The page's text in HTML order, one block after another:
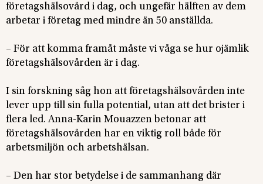
företagshälsovård i dag, och ungefär hälften av dem
arbetar i företag med mindre än 50 anställda.
– För att komma framåt måste vi våga se hur ojämlik
företagshälsovården är i dag.
I sin forskning såg hon att företagshälsovården inte
lever upp till sin fulla potential, utan att det brister i
flera led. Anna-Karin Mouazzen betonar att
företagshälsovården har en viktig roll både för
arbetsmiljön och arbetshälsan.
– Den har stor betydelse i de sammanhang där